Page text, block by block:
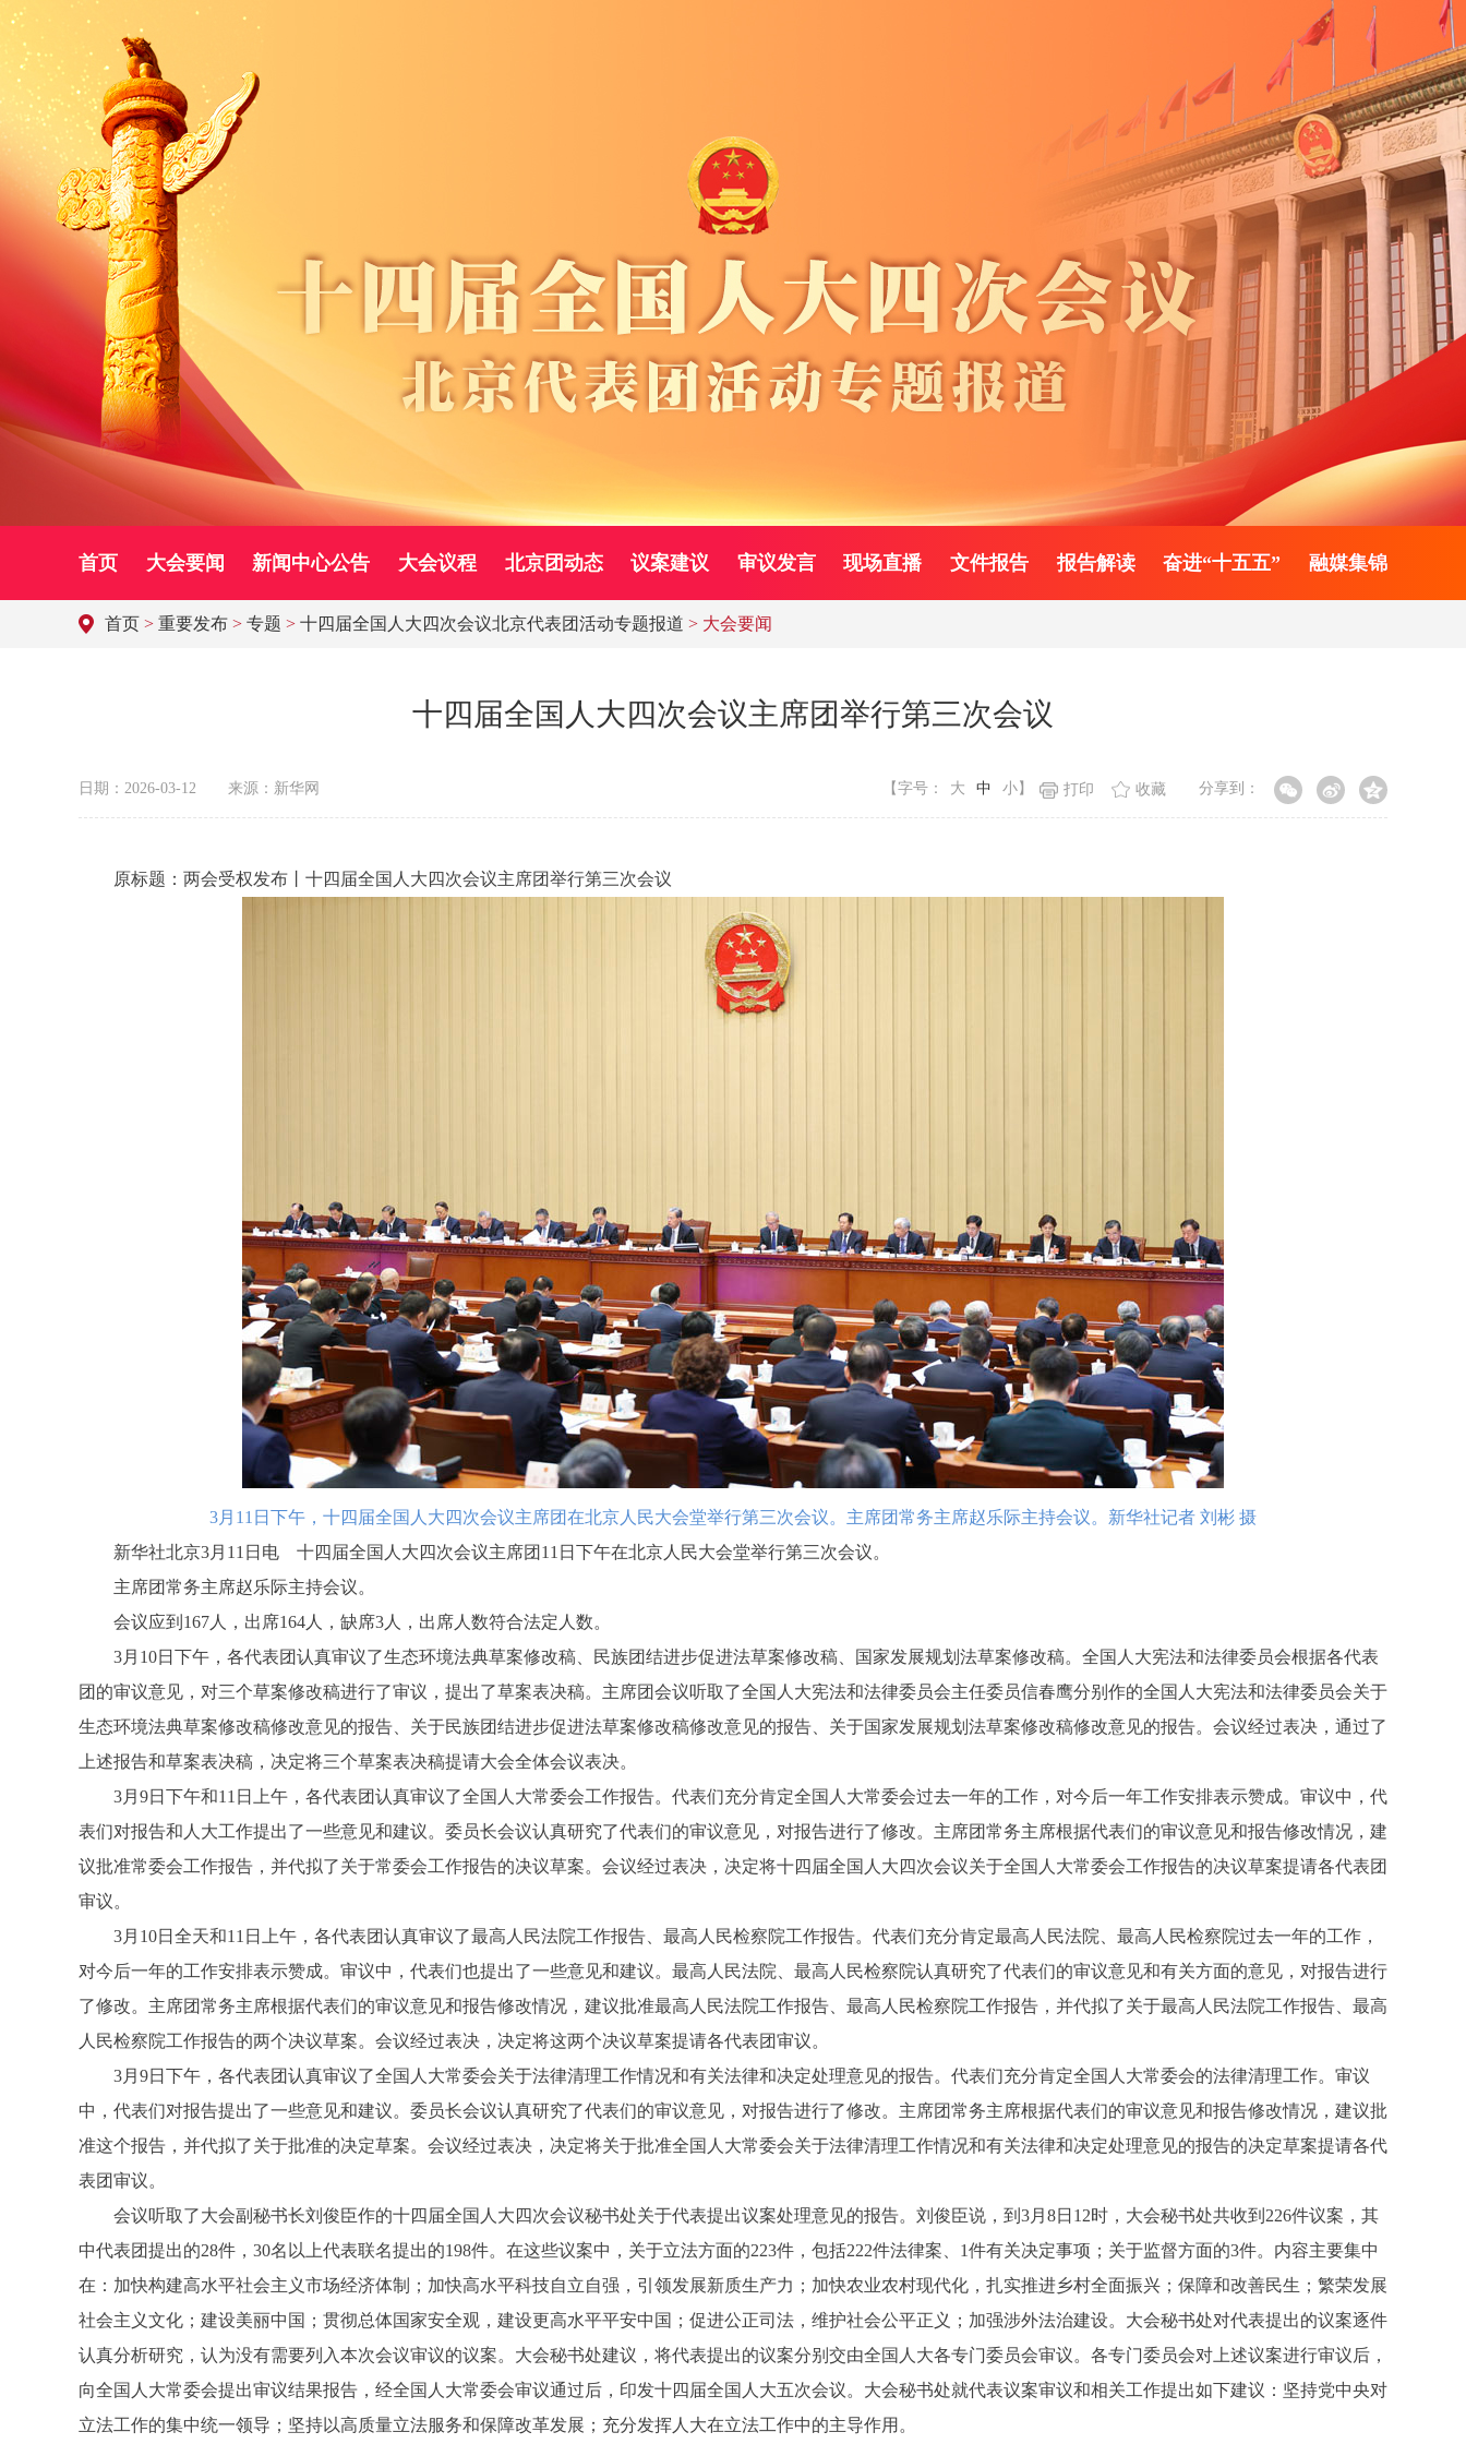
首页 大会要闻 新闻中心公告 大会议程 北京团动态 议案建议 审议发言 现场直播 文件报告 报告解读 奋进“十五五” 融媒集锦
首页 > 重要发布 > 专题 > 十四届全国人大四次会议北京代表团活动专题报道 > 大会要闻
十四届全国人大四次会议主席团举行第三次会议
日期：2026-03-12 来源：新华网 分享到：
【字号： 大 中 小 】 收藏
打印
原标题：两会受权发布丨十四届全国人大四次会议主席团举行第三次会议
3月11日下午，十四届全国人大四次会议主席团在北京人民大会堂举行第三次会议。主席团常务主席赵乐际主持会议。新华社记者 刘彬 摄
新华社北京3月11日电 十四届全国人大四次会议主席团11日下午在北京人民大会堂举行第三次会议。
主席团常务主席赵乐际主持会议。
会议应到167人，出席164人，缺席3人，出席人数符合法定人数。
3月10日下午，各代表团认真审议了生态环境法典草案修改稿、民族团结进步促进法草案修改稿、国家发展规划法草案修改稿。全国人大宪法和法律委员会根据各代表
团的审议意见，对三个草案修改稿进行了审议，提出了草案表决稿。主席团会议听取了全国人大宪法和法律委员会主任委员信春鹰分别作的全国人大宪法和法律委员会关于
生态环境法典草案修改稿修改意见的报告、关于民族团结进步促进法草案修改稿修改意见的报告、关于国家发展规划法草案修改稿修改意见的报告。会议经过表决，通过了
上述报告和草案表决稿，决定将三个草案表决稿提请大会全体会议表决。
3月9日下午和11日上午，各代表团认真审议了全国人大常委会工作报告。代表们充分肯定全国人大常委会过去一年的工作，对今后一年工作安排表示赞成。审议中，代
表们对报告和人大工作提出了一些意见和建议。委员长会议认真研究了代表们的审议意见，对报告进行了修改。主席团常务主席根据代表们的审议意见和报告修改情况，建
议批准常委会工作报告，并代拟了关于常委会工作报告的决议草案。会议经过表决，决定将十四届全国人大四次会议关于全国人大常委会工作报告的决议草案提请各代表团
审议。
3月10日全天和11日上午，各代表团认真审议了最高人民法院工作报告、最高人民检察院工作报告。代表们充分肯定最高人民法院、最高人民检察院过去一年的工作，
对今后一年的工作安排表示赞成。审议中，代表们也提出了一些意见和建议。最高人民法院、最高人民检察院认真研究了代表们的审议意见和有关方面的意见，对报告进行
了修改。主席团常务主席根据代表们的审议意见和报告修改情况，建议批准最高人民法院工作报告、最高人民检察院工作报告，并代拟了关于最高人民法院工作报告、最高
人民检察院工作报告的两个决议草案。会议经过表决，决定将这两个决议草案提请各代表团审议。
3月9日下午，各代表团认真审议了全国人大常委会关于法律清理工作情况和有关法律和决定处理意见的报告。代表们充分肯定全国人大常委会的法律清理工作。审议
中，代表们对报告提出了一些意见和建议。委员长会议认真研究了代表们的审议意见，对报告进行了修改。主席团常务主席根据代表们的审议意见和报告修改情况，建议批
准这个报告，并代拟了关于批准的决定草案。会议经过表决，决定将关于批准全国人大常委会关于法律清理工作情况和有关法律和决定处理意见的报告的决定草案提请各代
表团审议。
会议听取了大会副秘书长刘俊臣作的十四届全国人大四次会议秘书处关于代表提出议案处理意见的报告。刘俊臣说，到3月8日12时，大会秘书处共收到226件议案，其
中代表团提出的28件，30名以上代表联名提出的198件。在这些议案中，关于立法方面的223件，包括222件法律案、1件有关决定事项；关于监督方面的3件。内容主要集中
在：加快构建高水平社会主义市场经济体制；加快高水平科技自立自强，引领发展新质生产力；加快农业农村现代化，扎实推进乡村全面振兴；保障和改善民生；繁荣发展
社会主义文化；建设美丽中国；贯彻总体国家安全观，建设更高水平平安中国；促进公正司法，维护社会公平正义；加强涉外法治建设。大会秘书处对代表提出的议案逐件
认真分析研究，认为没有需要列入本次会议审议的议案。大会秘书处建议，将代表提出的议案分别交由全国人大各专门委员会审议。各专门委员会对上述议案进行审议后，
向全国人大常委会提出审议结果报告，经全国人大常委会审议通过后，印发十四届全国人大五次会议。大会秘书处就代表议案审议和相关工作提出如下建议：坚持党中央对
立法工作的集中统一领导；坚持以高质量立法服务和保障改革发展；充分发挥人大在立法工作中的主导作用。